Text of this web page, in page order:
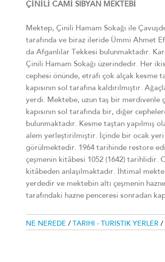
ÇİNİLİ CAMİ SIBYAN MEKTEBİ
Mektep, Çinili Hamam Sokağı ile
tarafında ve biraz ileride Ümmi Ahmet
da Afganlılar Tekkesi bulunmaktadır.
Çinili Hamam Sokağı üzerindedir. Her
cephesi önünde, etrafı çok alçak kesme
kapısının sol tarafına kaldırılmıştır.
yerdi. Mektebe, uzun taş bir merdivenle
kapısının sol tarafında bir, diğer
bulunmaktadır. Kesme taştan
alem yerleştirilmiştir. İçinde bir ocak yeri
görülmektedir. 1964 tarihinde restore
çeşmenin kitâbesi 1052 (1642) tarihlidir.
kitâbeden anlaşılmaktadır. İhtimal
yerdedir ve mektebin altı çeşmenin
tarafındaki hazne penceresi sonradan
NE NEREDE / TARIHI - TURISTIK YERLER /